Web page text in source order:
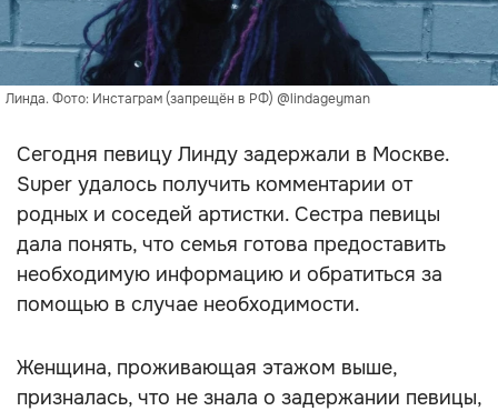
Линда. Фото: Инстаграм (запрещён в РФ) @lindageyman
Сегодня певицу Линду задержали в Москве.
Super удалось получить комментарии от
родных и соседей артистки. Сестра певицы
дала понять, что семья готова предоставить
необходимую информацию и обратиться за
помощью в случае необходимости.
Женщина, проживающая этажом выше,
призналась, что не знала о задержании певицы,